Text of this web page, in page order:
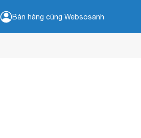
Bán hàng cùng Websosanh